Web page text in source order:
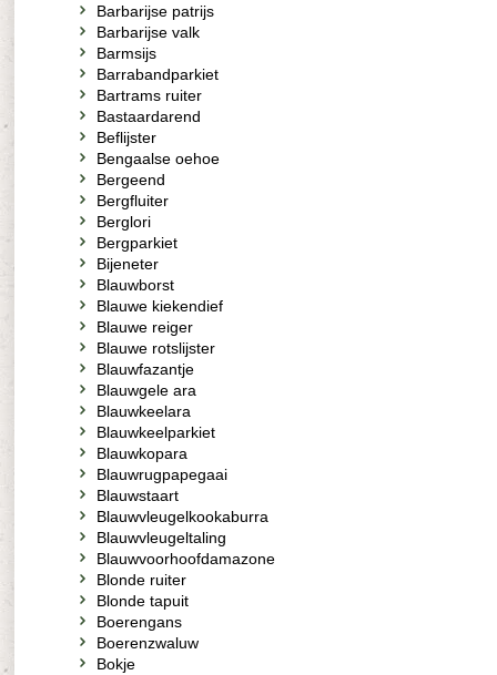
Barbarijse patrijs
Barbarijse valk
Barmsijs
Barrabandparkiet
Bartrams ruiter
Bastaardarend
Beflijster
Bengaalse oehoe
Bergeend
Bergfluiter
Berglori
Bergparkiet
Bijeneter
Blauwborst
Blauwe kiekendief
Blauwe reiger
Blauwe rotslijster
Blauwfazantje
Blauwgele ara
Blauwkeelara
Blauwkeelparkiet
Blauwkopara
Blauwrugpapegaai
Blauwstaart
Blauwvleugelkookaburra
Blauwvleugeltaling
Blauwvoorhoofdamazone
Blonde ruiter
Blonde tapuit
Boerengans
Boerenzwaluw
Bokje